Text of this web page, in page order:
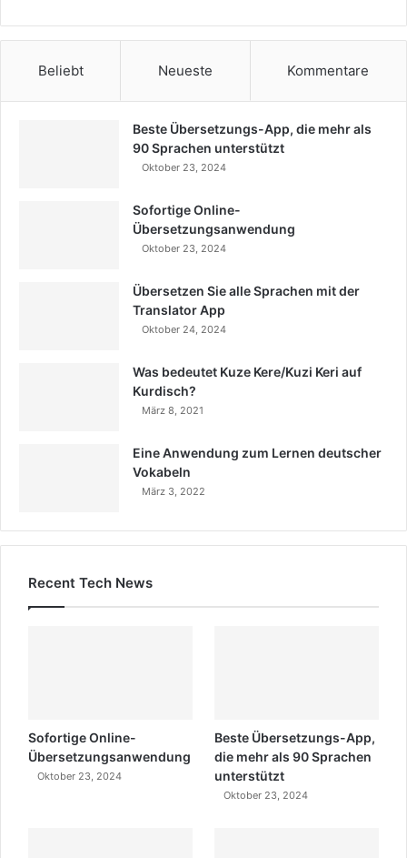
Beliebt Neueste Kommentare
Beste Übersetzungs-App, die mehr als
90 Sprachen unterstützt
Oktober 23, 2024
Sofortige Online-
Übersetzungsanwendung
Oktober 23, 2024
Übersetzen Sie alle Sprachen mit der
Translator App
Oktober 24, 2024
Was bedeutet Kuze Kere/Kuzi Keri auf
Kurdisch?
März 8, 2021
Eine Anwendung zum Lernen deutscher
Vokabeln
März 3, 2022
Recent Tech News
Sofortige Online-
Übersetzungsanwendung
Oktober 23, 2024
Beste Übersetzungs-App,
die mehr als 90 Sprachen
unterstützt
Oktober 23, 2024